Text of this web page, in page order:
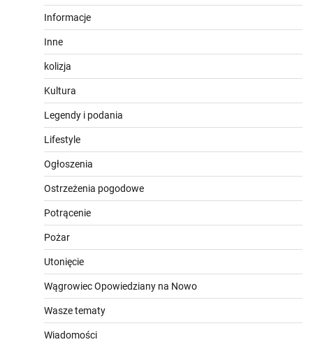
Informacje
Inne
kolizja
Kultura
Legendy i podania
Lifestyle
Ogłoszenia
Ostrzeżenia pogodowe
Potrącenie
Pożar
Utonięcie
Wągrowiec Opowiedziany na Nowo
Wasze tematy
Wiadomości